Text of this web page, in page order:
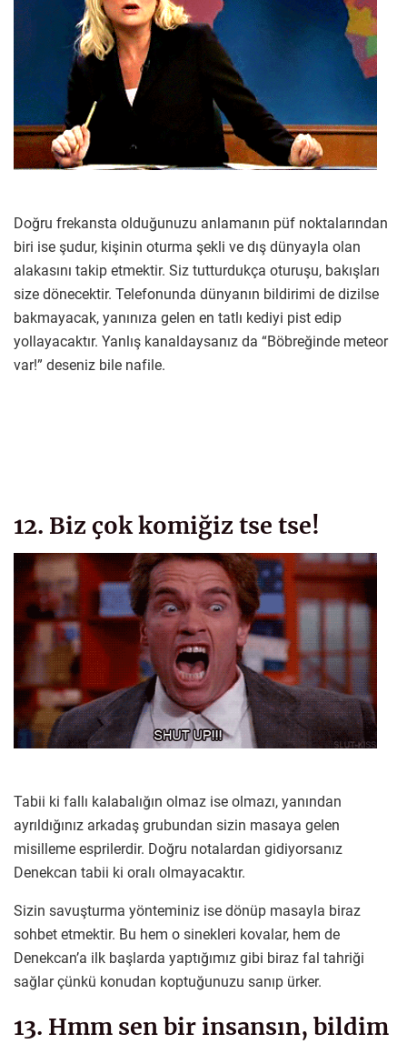
Doğru frekansta olduğunuzu anlamanın püf noktalarından
biri ise şudur, kişinin oturma şekli ve dış dünyayla olan
alakasını takip etmektir. Siz tutturdukça oturuşu, bakışları
size dönecektir. Telefonunda dünyanın bildirimi de dizilse
bakmayacak, yanınıza gelen en tatlı kediyi pist edip
yollayacaktır. Yanlış kanaldaysanız da “Böbreğinde meteor
var!” deseniz bile nafile.
12. Biz çok komiğiz tse tse!
Tabii ki fallı kalabalığın olmaz ise olmazı, yanından
ayrıldığınız arkadaş grubundan sizin masaya gelen
misilleme esprilerdir. Doğru notalardan gidiyorsanız
Denekcan tabii ki oralı olmayacaktır.
Sizin savuşturma yönteminiz ise dönüp masayla biraz
sohbet etmektir. Bu hem o sinekleri kovalar, hem de
Denekcan’a ilk başlarda yaptığımız gibi biraz fal tahriği
sağlar çünkü konudan koptuğunuzu sanıp ürker.
13. Hmm sen bir insansın, bildim